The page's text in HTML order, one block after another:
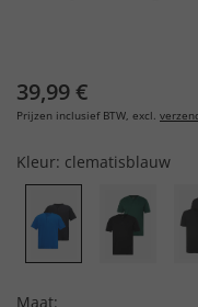
39,99 €
Prijzen inclusief BTW, excl.
Kleur: clematisblauw
Maat: